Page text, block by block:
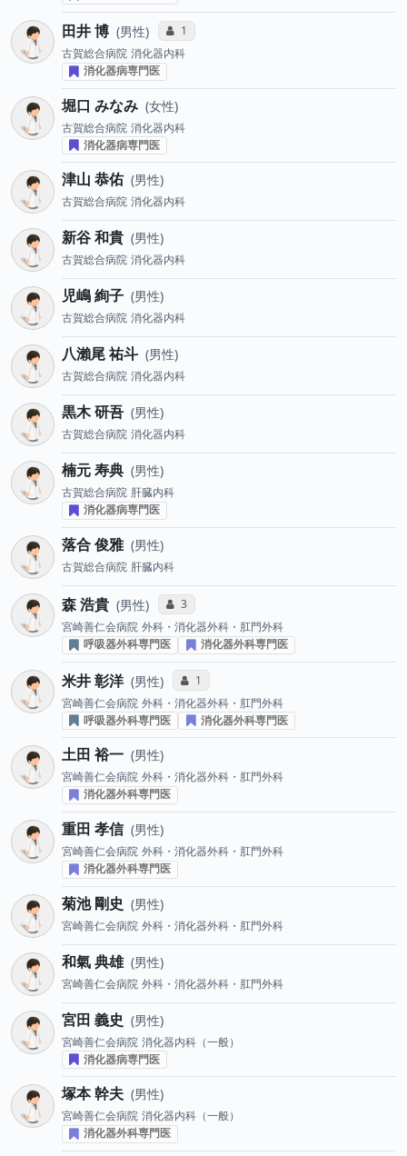
田井 博 男性 コミュニケーション・タイプ投票数
1
古賀総合病院 消化器内科
消化器病専門医
堀口 みなみ 女性
古賀総合病院 消化器内科
消化器病専門医
津山 恭佑 男性
古賀総合病院 消化器内科
新谷 和貴 男性
古賀総合病院 消化器内科
児嶋 絢子 男性
古賀総合病院 消化器内科
八瀨尾 祐斗 男性
古賀総合病院 消化器内科
黒木 研吾 男性
古賀総合病院 消化器内科
楠元 寿典 男性
古賀総合病院 肝臓内科
消化器病専門医
落合 俊雅 男性
古賀総合病院 肝臓内科
森 浩貴 男性 コミュニケーション・タイプ投票数
3
宮崎善仁会病院 外科・消化器外科・肛門外科
呼吸器外科専門医
消化器外科専門医
米井 彰洋 男性 コミュニケーション・タイプ投票数
1
宮崎善仁会病院 外科・消化器外科・肛門外科
呼吸器外科専門医
消化器外科専門医
土田 裕一 男性
宮崎善仁会病院 外科・消化器外科・肛門外科
消化器外科専門医
重田 孝信 男性
宮崎善仁会病院 外科・消化器外科・肛門外科
消化器外科専門医
菊池 剛史 男性
宮崎善仁会病院 外科・消化器外科・肛門外科
和氣 典雄 男性
宮崎善仁会病院 外科・消化器外科・肛門外科
宮田 義史 男性
宮崎善仁会病院 消化器内科（一般）
消化器病専門医
塚本 幹夫 男性
宮崎善仁会病院 消化器内科（一般）
消化器外科専門医